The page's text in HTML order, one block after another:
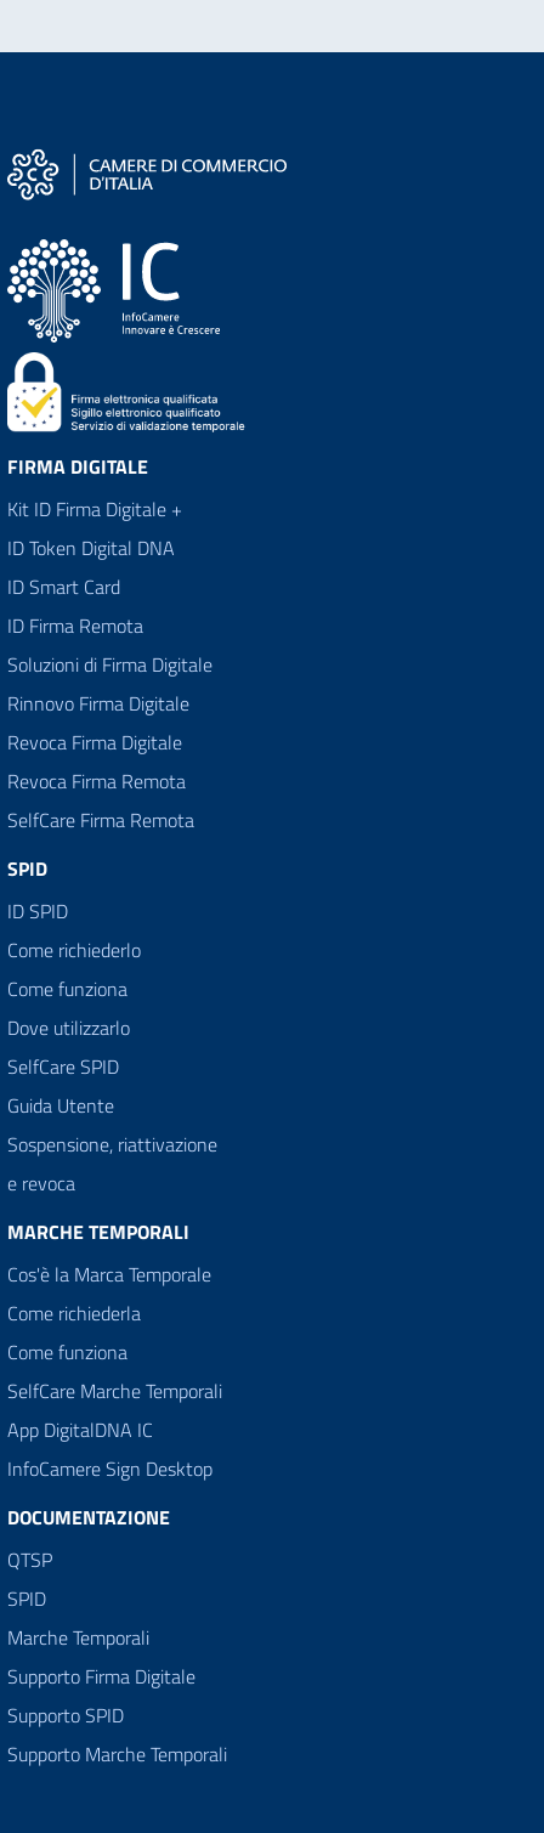
FIRMA DIGITALE
Kit ID Firma Digitale +
ID Token Digital DNA
ID Smart Card
ID Firma Remota
Soluzioni di Firma Digitale
Rinnovo Firma Digitale
Revoca Firma Digitale
Revoca Firma Remota
SelfCare Firma Remota
SPID
ID SPID
Come richiederlo
Come funziona
Dove utilizzarlo
SelfCare SPID
Guida Utente
Sospensione, riattivazione
e revoca
MARCHE TEMPORALI
Cos'è la Marca Temporale
Come richiederla
Come funziona
SelfCare Marche Temporali
App DigitalDNA IC
InfoCamere Sign Desktop
DOCUMENTAZIONE
QTSP
SPID
Marche Temporali
Supporto Firma Digitale
Supporto SPID
Supporto Marche Temporali